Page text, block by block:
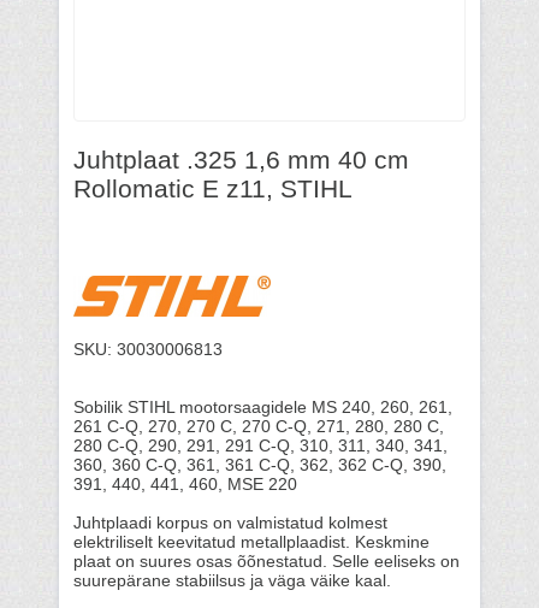
Juhtplaat .325 1,6 mm 40 cm
Rollomatic E z11, STIHL
SKU: 30030006813
Sobilik STIHL mootorsaagidele MS 240, 260, 261,
261 C-Q, 270, 270 C, 270 C-Q, 271, 280, 280 C,
280 C-Q, 290, 291, 291 C-Q, 310, 311, 340, 341,
360, 360 C-Q, 361, 361 C-Q, 362, 362 C-Q, 390,
391, 440, 441, 460, MSE 220
Juhtplaadi korpus on valmistatud kolmest
elektriliselt keevitatud metallplaadist. Keskmine
plaat on suures osas õõnestatud. Selle eeliseks on
suurepärane stabiilsus ja väga väike kaal.